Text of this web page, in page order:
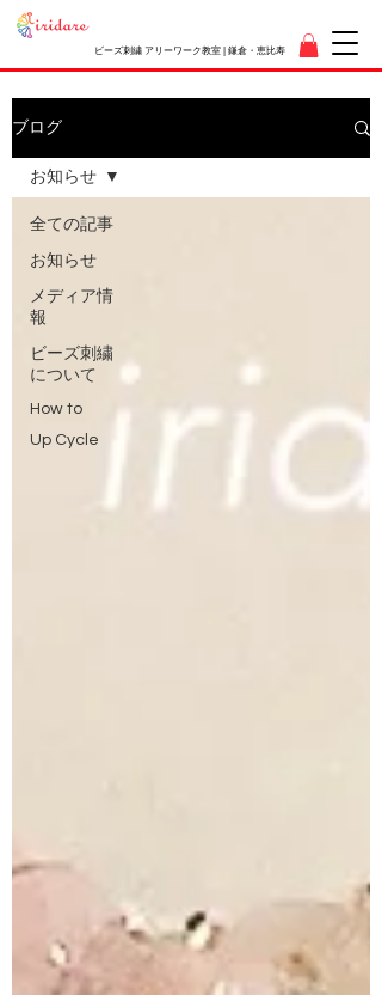
ビーズ刺繍 アリーワーク教室 | 鎌倉・恵比寿
ブログ
全ての記事
お知らせ
メディア情
報
ビーズ刺繍
について
How to
Up Cycle
お知らせ